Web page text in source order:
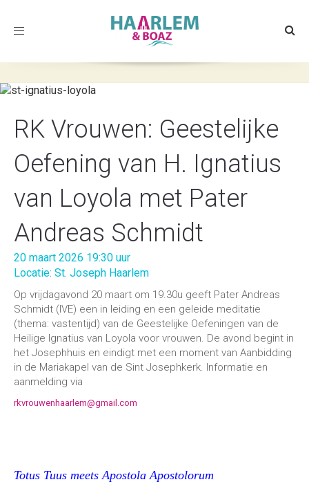
Toggle
RK Vrouwen: Geestelijke
Oefening van H. Ignatius
van Loyola met Pater
Andreas Schmidt
20 maart 2026 19:30 uur
Locatie: St. Joseph Haarlem
Op vrijdagavond 20 maart om 19.30u geeft Pater Andreas
Schmidt (IVE) een in leiding en een geleide meditatie
(thema: vastentijd) van de Geestelijke Oefeningen van de
Heilige Ignatius van Loyola voor vrouwen. De avond begint in
het Josephhuis en eindigt met een moment van Aanbidding
in de Mariakapel van de Sint Josephkerk. Informatie en
aanmelding via
rkvrouwenhaarlem@gmail.com
Totus Tuus meets Apostola Apostolorum